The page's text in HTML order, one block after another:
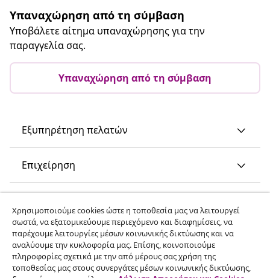
Υπαναχώρηση από τη σύμβαση
Υποβάλετε αίτημα υπαναχώρησης για την
παραγγελία σας.
Υπαναχώρηση από τη σύμβαση
Εξυπηρέτηση πελατών
Επιχείρηση
Ανακαλύψτε περισσότερα
Χρησιμοποιούμε cookies ώστε η τοποθεσία μας να λειτουργεί
σωστά, να εξατομικεύουμε περιεχόμενο και διαφημίσεις, να
παρέχουμε λειτουργίες μέσων κοινωνικής δικτύωσης και να
αναλύουμε την κυκλοφορία μας. Επίσης, κοινοποιούμε
πληροφορίες σχετικά με την από μέρους σας χρήση της
τοποθεσίας μας στους συνεργάτες μέσων κοινωνικής δικτύωσης,